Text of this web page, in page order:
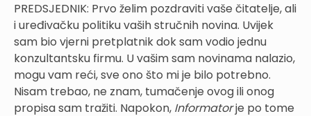
PREDSJEDNIK: Prvo želim pozdraviti vaše čitatelje, ali
i uređivačku politiku vaših stručnih novina. Uvijek
sam bio vjerni pretplatnik dok sam vodio jednu
konzultantsku firmu. U vašim sam novinama nalazio,
mogu vam reći, sve ono što mi je bilo potrebno.
Nisam trebao, ne znam, tumačenje ovog ili onog
propisa sam tražiti. Napokon, Informatorje po tome